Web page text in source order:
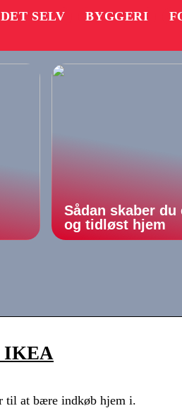
SELV BYGGERI
Sådan skaber du
og tidløst hjem
IKEA
til at bære indkøb hjem i.